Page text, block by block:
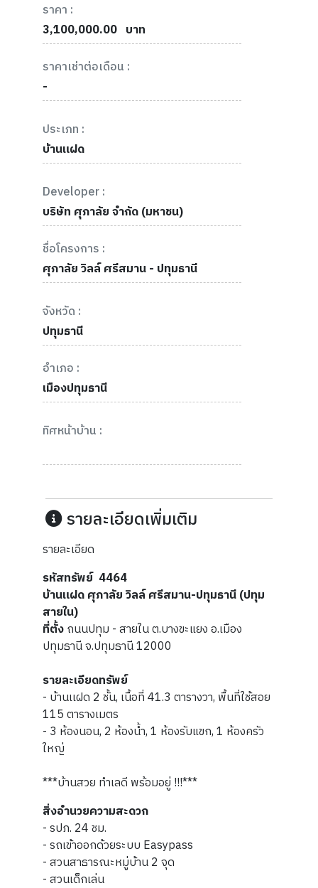
ราคา :
3,100,000.00 บาท
ราคาเช่าต่อเดือน :
-
ประเภท :
บ้านแฝด
Developer :
บริษัท ศุภาลัย จำกัด (มหาชน)
ชื่อโครงการ :
ศุภาลัย วิลล์ ศรีสมาน - ปทุมธานี
จังหวัด :
ปทุมธานี
อำเภอ :
เมืองปทุมธานี
ทิศหน้าบ้าน :
รายละเอียดเพิ่มเติม
รายละเอียด
รหัสทรัพย์ 4464
บ้านแฝด ศุภาลัย วิลล์ ศรีสมาน-ปทุมธานี (ปทุม
สายใน)
ที่ตั้งถนนปทุม - สายใน ต.บางขะแยง อ.เมือง
ปทุมธานี จ.ปทุมธานี 12000
รายละเอียดทรัพย์
- บ้านเเฝด 2 ชั้น, เนื้อที่ 41.3 ตารางวา, พื้นที่ใช้สอย
115 ตารางเมตร
- 3 ห้องนอน, 2 ห้องน้ำ, 1 ห้องรับแขก, 1 ห้องครัว
ใหญ่
***บ้านสวย ทำเลดี พร้อมอยู่ !!!***
สิ่งอำนวยความสะดวก
- รปภ. 24 ชม.
- รถเข้าออกด้วยระบบ Easypass
- สวนสาธารณะหมู่บ้าน 2 จุด
- สวนเด็กเล่น